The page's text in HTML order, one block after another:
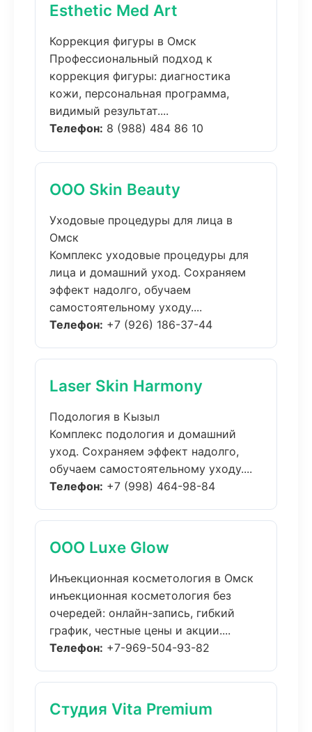
Esthetic Med Art
Коррекция фигуры в Омск
Профессиональный подход к
коррекция фигуры: диагностика
кожи, персональная программа,
видимый результат....
Телефон: 8 (988) 484 86 10
ООО Skin Beauty
Уходовые процедуры для лица в
Омск
Комплекс уходовые процедуры для
лица и домашний уход. Сохраняем
эффект надолго, обучаем
самостоятельному уходу....
Телефон: +7 (926) 186-37-44
Laser Skin Harmony
Подология в Кызыл
Комплекс подология и домашний
уход. Сохраняем эффект надолго,
обучаем самостоятельному уходу....
Телефон: +7 (998) 464-98-84
ООО Luxe Glow
Инъекционная косметология в Омск
инъекционная косметология без
очередей: онлайн-запись, гибкий
график, честные цены и акции....
Телефон: +7-969-504-93-82
Студия Vita Premium